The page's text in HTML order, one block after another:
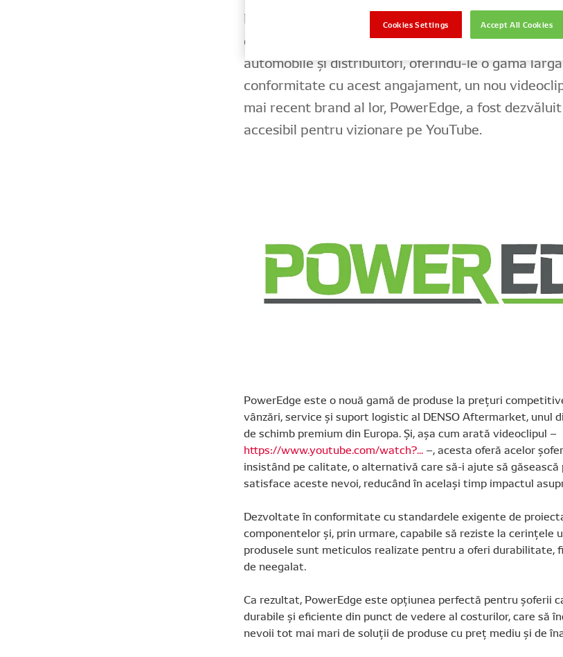
DENSO Aftermarket și-a demonstrat în mod
oferi soluții de top pentru piese de schimb pentru
automobile și distribuitori, oferindu-le o gamă
conformitate cu acest angajament, un nou
mai recent brand al lor, PowerEdge, a fost
accesibil pentru vizionare pe YouTube.
PowerEdge este o nouă gamă de produse la prețuri
vânzări, service și suport logistic al DENSO Aftermarket, unul
de schimb premium din Europa. Și, așa cum arată videoclipul –
https://www.youtube.com/watch?... –, acesta oferă acelor
insistând pe calitate, o alternativă care să-i ajute să găsească
satisface aceste nevoi, reducând în același timp impactul
Dezvoltate în conformitate cu standardele exigente de
componentelor și, prin urmare, capabile să reziste la cerințele
produsele sunt meticulos realizate pentru a oferi durabilitate,
de neegalat.
Ca rezultat, PowerEdge este opțiunea perfectă pentru șoferii
durabile și eficiente din punct de vedere al costurilor, care să
nevoii tot mai mari de soluții de produse cu preț mediu și de
Accept All Cookies
Cookies Settings